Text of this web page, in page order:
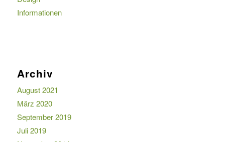
Informationen
Archiv
August 2021
März 2020
September 2019
Juli 2019